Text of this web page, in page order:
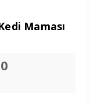
Maması
Şu